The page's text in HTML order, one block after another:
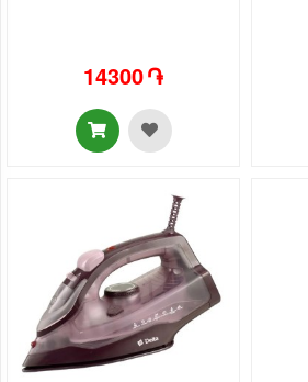
14300 ֏